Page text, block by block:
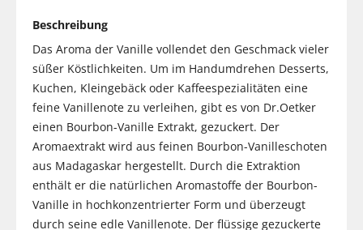
Beschreibung
Das Aroma der Vanille vollendet den Geschmack vieler
süßer Köstlichkeiten. Um im Handumdrehen Desserts,
Kuchen, Kleingebäck oder Kaffeespezialitäten eine
feine Vanillenote zu verleihen, gibt es von Dr.Oetker
einen Bourbon-Vanille Extrakt, gezuckert. Der
Aromaextrakt wird aus feinen Bourbon-Vanilleschoten
aus Madagaskar hergestellt. Durch die Extraktion
enthält er die natürlichen Aromastoffe der Bourbon-
Vanille in hochkonzentrierter Form und überzeugt
durch seine edle Vanillenote. Der flüssige gezuckerte